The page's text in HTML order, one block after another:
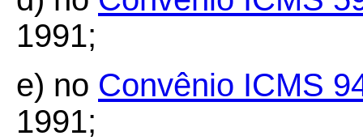
1991;
e) no Convênio ICMS
1991;